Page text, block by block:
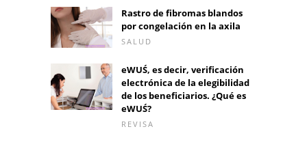
Rastro de fibromas blandos
por congelación en la axila
SALUD
eWUŚ, es decir, verificación
electrónica de la elegibilidad
de los beneficiarios. ¿Qué es
eWUŚ?
REVISA